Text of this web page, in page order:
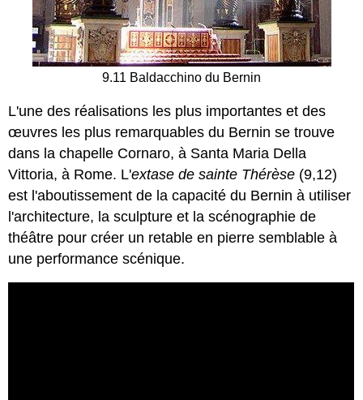
9.11 Baldacchino du Bernin
L'une des réalisations les plus importantes et des
œuvres les plus remarquables du Bernin se trouve
dans la chapelle Cornaro, à Santa Maria Della
Vittoria, à Rome. L'extase de sainte Thérèse (9,12)
est l'aboutissement de la capacité du Bernin à utiliser
l'architecture, la sculpture et la scénographie de
théâtre pour créer un retable en pierre semblable à
une performance scénique.